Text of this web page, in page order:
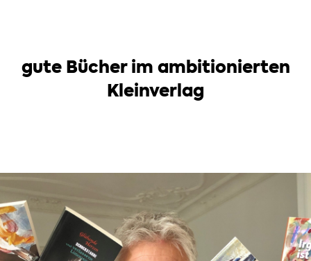
gute Bücher im ambitionierten
Kleinverlag